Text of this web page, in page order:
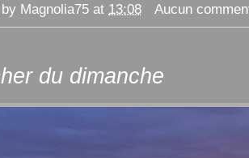
Magnolia75 at 13:08 Aucun
du dimanche